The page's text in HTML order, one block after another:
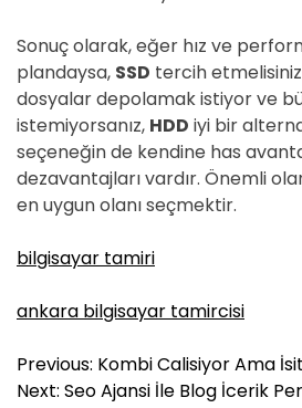
Sonuç olarak, eğer hız ve
plandaysa, SSD tercih
dosyalar depolamak istiyor ve
istemiyorsanız, HDD iyi bir
seçeneğin de kendine has
dezavantajları vardır. Önemli
en uygun olanı seçmektir.
bilgisayar tamiri
ankara bilgisayar tamircisi
Y
a
Previous: Kombi Calisiyor Ama
Next: Seo Ajansi İle Blog İcerik